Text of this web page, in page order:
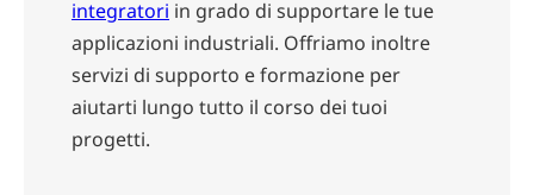
integratori in grado di supportare le tue
applicazioni industriali. Offriamo inoltre
servizi di supporto e formazione per
aiutarti lungo tutto il corso dei tuoi
progetti.